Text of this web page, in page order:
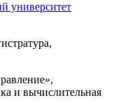
университет
и вычислительная